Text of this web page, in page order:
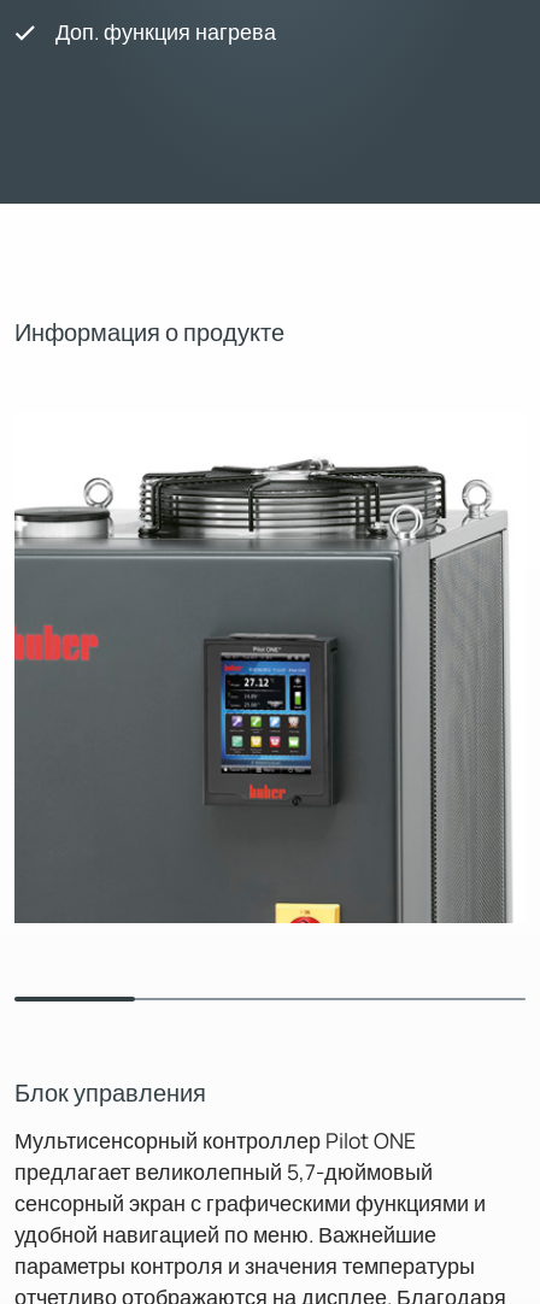
Доп. функция нагрева
Информация о продукте
Блок управления
Мультисенсорный контроллер Pilot ONE
предлагает великолепный 5,7-дюймовый
сенсорный экран с графическими функциями и
удобной навигацией по меню. Важнейшие
параметры контроля и значения температуры
отчетливо отображаются на дисплее. Благодаря